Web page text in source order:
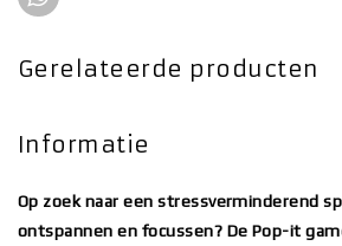
Gerelateerde producten
Informatie
Op zoek naar een stressverminderend
ontspannen en focussen? De Pop-it